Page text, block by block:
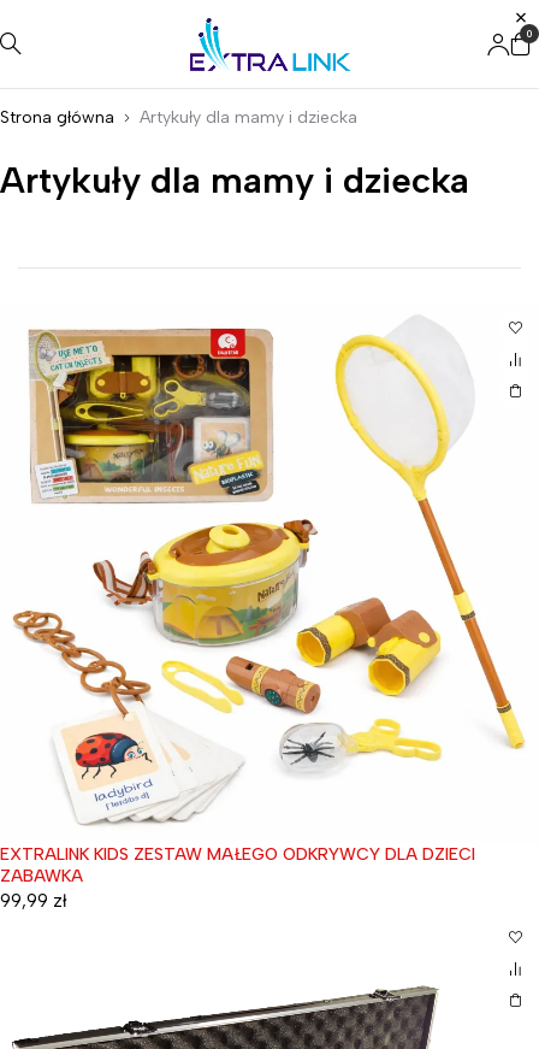
0
Strona główna Artykuły dla mamy i dziecka
Artykuły dla mamy i dziecka
EXTRALINK KIDS ZESTAW MAŁEGO ODKRYWCY DLA DZIECI
ZABAWKA
99,99 zł